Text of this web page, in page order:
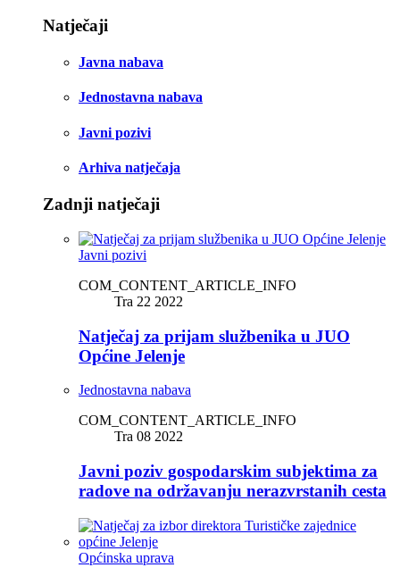
Natječaji
Javna nabava
Jednostavna nabava
Javni pozivi
Arhiva natječaja
Zadnji natječaji
Javni pozivi
COM_CONTENT_ARTICLE_INFO
Tra 22 2022
Natječaj za prijam službenika u JUO
Općine Jelenje
Jednostavna nabava
COM_CONTENT_ARTICLE_INFO
Tra 08 2022
Javni poziv gospodarskim subjektima za
radove na održavanju nerazvrstanih cesta
Općinska uprava